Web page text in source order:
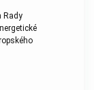
Rady